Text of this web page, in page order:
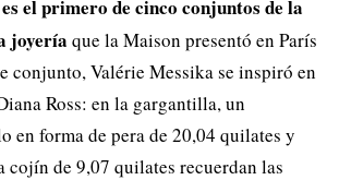
es el primero de cinco conjuntos de la
joyería que la Maison presentó en París
conjunto, Valérie Messika se inspiró en
Ross: en la gargantilla, un
en forma de pera de 20,04 quilates y
cojín de 9,07 quilates recuerdan las